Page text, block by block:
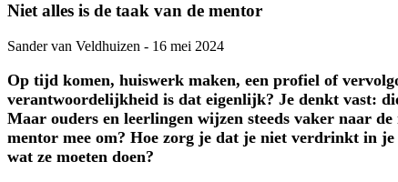
Niet alles is de taak van de mentor
Sander van Veldhuizen - 16 mei 2024
Op tijd komen, huiswerk maken, een profiel of
verantwoordelijkheid is dat eigenlijk? Je denkt vast:
Maar ouders en leerlingen wijzen steeds vaker naar
mentor mee om? Hoe zorg je dat je niet verdrinkt in je
wat ze moeten doen?